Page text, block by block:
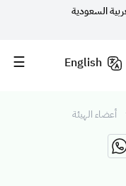
السعودية
English
أعضاء الهيئة